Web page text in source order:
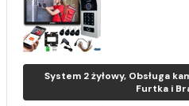
System 2 żyłowy, Obsługa
Furtka i